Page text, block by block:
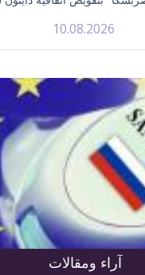
10.08.2026
آراء ومقالات